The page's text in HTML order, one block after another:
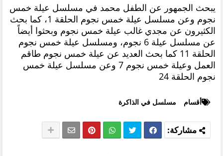
يبحث الجمهور عن الطفل محمد في مسلسل عيلة خمس
نجوم وعن مسلسل عيلة خمس نجوم الحلقة 1، كما بحث
الكثيرون عن مجدي غالب عيلة خمس نجوم وبحثوا أيضاً
عن مسلسل عيلة 6 نجوم، ومسلسل عيلة خمس نجوم
الحلقة 11 كما بحث العديد عن عيلة خمس نجوم طاقم
العمل وعيلة خمس نجوم 7 وعن مسلسل عيلة خمس
نجوم الحلقة 24
أقسام مسلسل في الذاكرة